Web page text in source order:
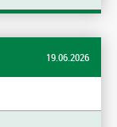
19.06.2026